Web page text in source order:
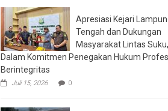
Apresiasi Kejari
Tengah dan Dukungan
Masyarakat Lintas Suku,
Dalam Komitmen Penegakan Hukum
Berintegritas
Juli 15, 2026 0